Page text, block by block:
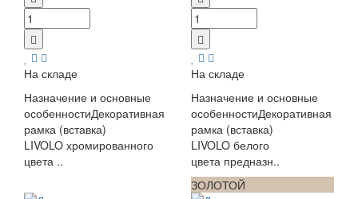
На складе
Назначение и основные
особенностиДекоративная
рамка (вставка)
LIVOLO хромированного
цвета ..
На складе
Назначение и основные
особенностиДекоративная
рамка (вставка)
LIVOLO белого
цвета предназн..
ЗОЛОТОЙ